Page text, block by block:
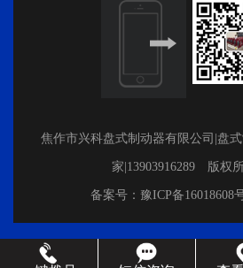
焦作市兴科盘式制动器有限公司|盘
家|13903916289 版权
备案号： 豫ICP备16018608